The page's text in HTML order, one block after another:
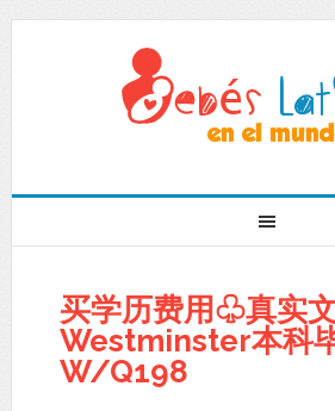
买学历费用♧真实
Westminster本科
W/Q198